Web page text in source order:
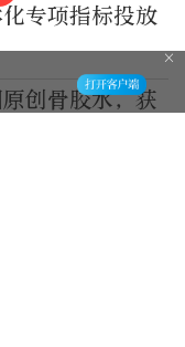
专项指标投放
创骨胶水，获